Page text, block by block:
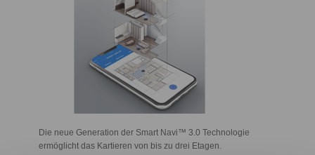
Die neue Generation der Smart Navi™ 3.0 Technologie
ermöglicht das Kartieren von bis zu drei Etagen.